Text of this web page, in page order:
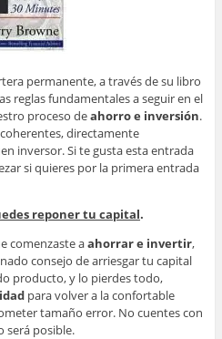
permanente, a través de su libro
reglas fundamentales a seguir en el
proceso deahorro e inversión.
directamente
inversor. Si te gusta esta entrada
si quieres por la primera entrada
reponer tu capital.
comenzaste aahorrar e invertir,
consejo de arriesgar tu capital
producto, y lo pierdes todo,
para volver a la confortable
tamaño error. No cuentes con
será posible.